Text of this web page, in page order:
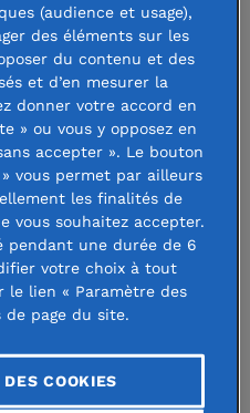
a été créée
et
professionnelle,
les
grande précarité,
dans les
agir pour un
afin de
du changement
pour
(audience et usage),
des éléments sur les
du contenu et des
et d’en mesurer la
donner votre accord en
» ou vous y opposez en
accepter ». Le bouton
vous permet par ailleurs
les finalités de
vous souhaitez accepter.
pendant une durée de 6
votre choix à tout
lien « Paramètre des
de page du site.
COOKIES